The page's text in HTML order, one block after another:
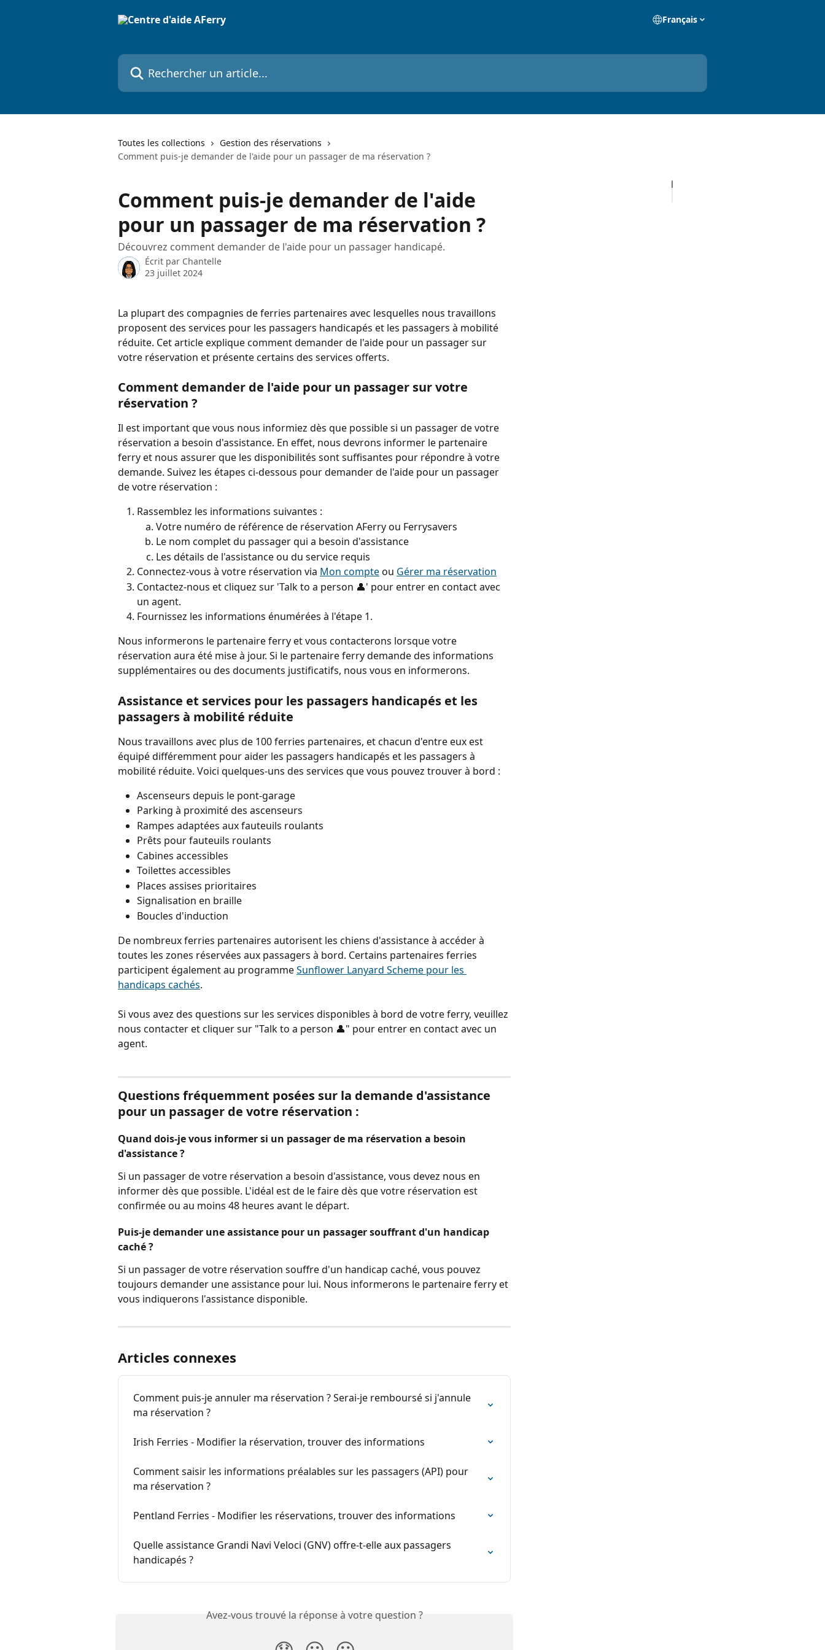
Français
Rechercher un article...
Toutes les collections
Gestion des réservations
Comment puis-je demander de l'aide pour un passager de ma réservation ?
Comment puis-je demander de l'aide
pour un passager de ma réservation ?
Découvrez comment demander de l'aide pour un passager handicapé.
Écrit par Chantelle
23 juillet 2024
La plupart des compagnies de ferries partenaires avec lesquelles nous travaillons
proposent des services pour les passagers handicapés et les passagers à mobilité
réduite. Cet article explique comment demander de l'aide pour un passager sur
votre réservation et présente certains des services offerts.
Comment demander de l'aide pour un passager sur votre
réservation ?
Il est important que vous nous informiez dès que possible si un passager de votre
réservation a besoin d'assistance. En effet, nous devrons informer le partenaire
ferry et nous assurer que les disponibilités sont suffisantes pour répondre à votre
demande. Suivez les étapes ci-dessous pour demander de l'aide pour un passager
de votre réservation :
Rassemblez les informations suivantes :
Votre numéro de référence de réservation AFerry ou Ferrysavers
Le nom complet du passager qui a besoin d'assistance
Les détails de l'assistance ou du service requis
Connectez-vous à votre réservation via Mon compte ou Gérer ma réservation
Contactez-nous et cliquez sur 'Talk to a person 👤' pour entrer en contact avec
un agent.
Fournissez les informations énumérées à l'étape 1.
Nous informerons le partenaire ferry et vous contacterons lorsque votre
réservation aura été mise à jour. Si le partenaire ferry demande des informations
supplémentaires ou des documents justificatifs, nous vous en informerons.
Assistance et services pour les passagers handicapés et les
passagers à mobilité réduite
Nous travaillons avec plus de 100 ferries partenaires, et chacun d'entre eux est
équipé différemment pour aider les passagers handicapés et les passagers à
mobilité réduite. Voici quelques-uns des services que vous pouvez trouver à bord :
Ascenseurs depuis le pont-garage
Parking à proximité des ascenseurs
Rampes adaptées aux fauteuils roulants
Prêts pour fauteuils roulants
Cabines accessibles
Toilettes accessibles
Places assises prioritaires
Signalisation en braille
Boucles d'induction
De nombreux ferries partenaires autorisent les chiens d'assistance à accéder à
toutes les zones réservées aux passagers à bord. Certains partenaires ferries
participent également au programme Sunflower Lanyard Scheme pour les
handicaps cachés.
Si vous avez des questions sur les services disponibles à bord de votre ferry, veuillez
nous contacter et cliquer sur "Talk to a person 👤" pour entrer en contact avec un
agent.
Questions fréquemment posées sur la demande d'assistance
pour un passager de votre réservation :
Quand dois-je vous informer si un passager de ma réservation a besoin
d'assistance ?
Si un passager de votre réservation a besoin d'assistance, vous devez nous en
informer dès que possible. L'idéal est de le faire dès que votre réservation est
confirmée ou au moins 48 heures avant le départ.
Puis-je demander une assistance pour un passager souffrant d'un handicap
caché ?
Si un passager de votre réservation souffre d'un handicap caché, vous pouvez
toujours demander une assistance pour lui. Nous informerons le partenaire ferry et
vous indiquerons l'assistance disponible.
Articles connexes
Comment puis-je annuler ma réservation ? Serai-je remboursé si j'annule
ma réservation ?
Irish Ferries - Modifier la réservation, trouver des informations
Comment saisir les informations préalables sur les passagers (API) pour
ma réservation ?
Pentland Ferries - Modifier les réservations, trouver des informations
Quelle assistance Grandi Navi Veloci (GNV) offre-t-elle aux passagers
handicapés ?
Avez-vous trouvé la réponse à votre question ?